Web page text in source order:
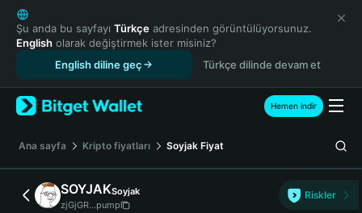
English
日本語
Tiếng Việt
Español (Latinoamérica)
Türkçe
Français
Deutsch
简体中文
繁體中文
Şu anda bu sayfayı Türkçe adresinden görüntülüyorsunuz.
English olarak değiştirmek ister misiniz?
English diline geç
Türkçe dilinde devam et
Hemen indir
Ana sayfa Kripto fiyatları Soyjak Fiyat
SOYJAKSoyjak
zjGjGR...pump
Riskler